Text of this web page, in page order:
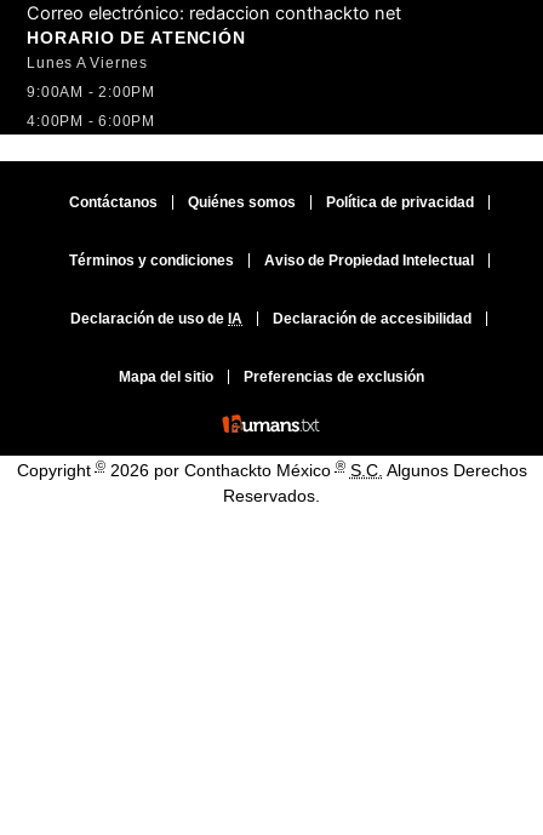
Correo electrónico: redaccion conthackto net
HORARIO DE ATENCIÓN
Lunes A Viernes
9:00AM - 2:00PM
4:00PM - 6:00PM
Contáctanos Quiénes somos Política de privacidad
Términos y condiciones Aviso de Propiedad Intelectual
Declaración de uso de IA Declaración de accesibilidad
Mapa del sitio Preferencias de exclusión
Copyright©2026 por Conthackto México® S.C. Algunos Derechos
Reservados.